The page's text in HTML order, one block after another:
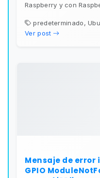
Raspberry y con
predeterminado,
Ver post
Mensaje de error
GPIO